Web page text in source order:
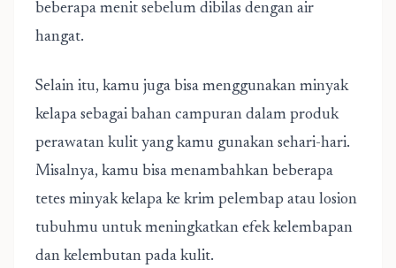
beberapa menit sebelum dibilas dengan air
hangat.
Selain itu, kamu juga bisa menggunakan minyak
kelapa sebagai bahan campuran dalam produk
perawatan kulit yang kamu gunakan sehari-hari.
Misalnya, kamu bisa menambahkan beberapa
tetes minyak kelapa ke krim pelembap atau losion
tubuhmu untuk meningkatkan efek kelembapan
dan kelembutan pada kulit.